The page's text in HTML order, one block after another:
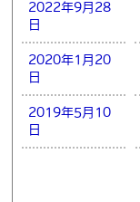
2022年9月28
日
2020年1月20
日
2019年5月10
日